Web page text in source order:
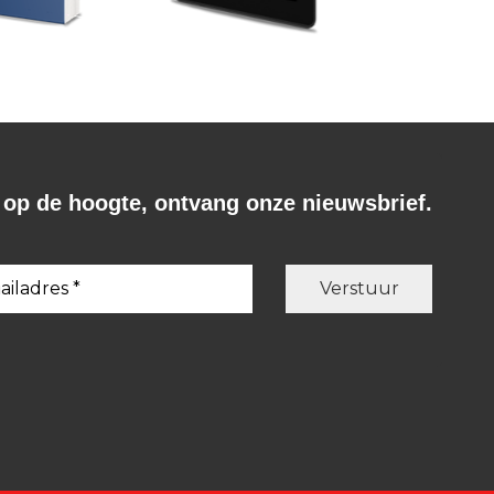
Fernando Pessoa
voorbijgaat - eboek.
de hoogte, ontvang onze nieuwsbrief.